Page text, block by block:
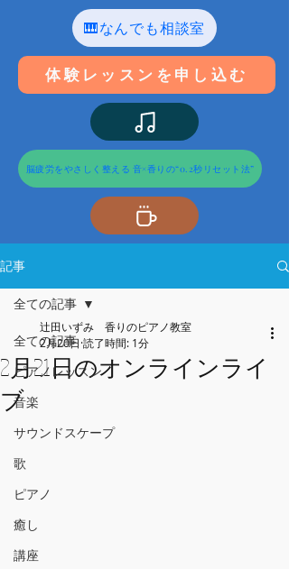
🎹なんでも相談室
体験レッスンを申し込む
脳疲労をやさしく整える 音×香りの“0.2秒リセット法”
記事
全ての記事
ピアノレッスン
音楽
サウンドスケープ
歌
ピアノ
癒し
講座
全ての記事
2月21日のオンラインライ
ブ
辻田いずみ 香りのピアノ教室
2月20日 読了時間: 1分